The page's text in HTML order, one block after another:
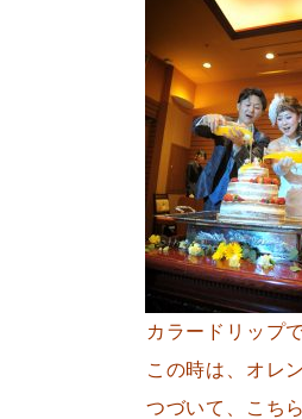
カラードリップ
この時は、オレ
つづいて、こちら